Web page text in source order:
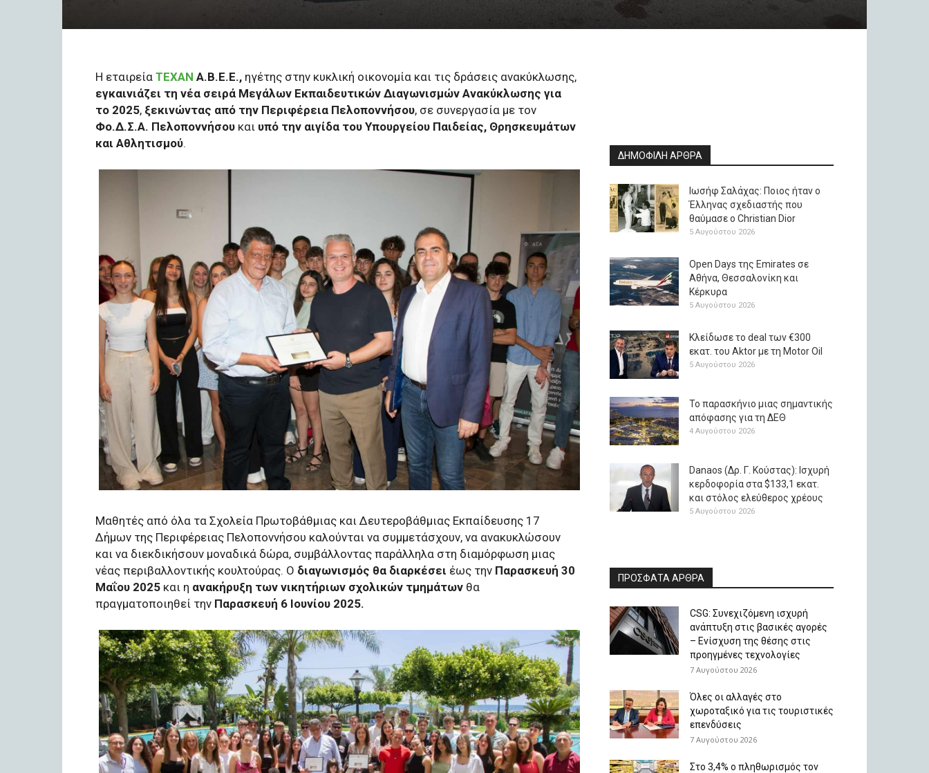
Η εταιρεία ΤΕΧΑΝ Α.Β.Ε.Ε., ηγέτης στην κυκλική οικονομία και τις δράσεις ανακύκλωσης,
εγκαινιάζει τη νέα σειρά Μεγάλων Εκπαιδευτικών Διαγωνισμών Ανακύκλωσης για
το 2025, ξεκινώντας από την Περιφέρεια Πελοποννήσου, σε συνεργασία με τον
Φο.Δ.Σ.Α. Πελοποννήσου και υπό την αιγίδα του Υπουργείου Παιδείας, Θρησκευμάτων
και Αθλητισμού.
Μαθητές από όλα τα Σχολεία Πρωτοβάθμιας και Δευτεροβάθμιας Εκπαίδευσης 17
Δήμων της Περιφέρειας Πελοποννήσου καλούνται να συμμετάσχουν, να ανακυκλώσουν
και να διεκδικήσουν μοναδικά δώρα, συμβάλλοντας παράλληλα στη διαμόρφωση μιας
νέας περιβαλλοντικής κουλτούρας. Ο διαγωνισμός θα διαρκέσει έως την Παρασκευή 30
Μαΐου 2025 και η ανακήρυξη των νικητήριων σχολικών τμημάτων θα
πραγματοποιηθεί την Παρασκευή 6 Ιουνίου 2025.
ΔΗΜΟΦΙΛΗ ΑΡΘΡΑ
Ιωσήφ Σαλάχας: Ποιος ήταν ο
Έλληνας σχεδιαστής που
θαύμασε ο Christian Dior
5 Αυγούστου 2026
Open Days της Emirates σε
Αθήνα, Θεσσαλονίκη και
Κέρκυρα
5 Αυγούστου 2026
Κλείδωσε το deal των €300
εκατ. του Aktor με τη Μotor Oil
5 Αυγούστου 2026
Το παρασκήνιο μιας σημαντικής
απόφασης για τη ΔΕΘ
4 Αυγούστου 2026
Danaos (Δρ. Γ. Κούστας): Ισχυρή
κερδοφορία στα $133,1 εκατ.
και στόλος ελεύθερος χρέους
5 Αυγούστου 2026
ΠΡΟΣΦΑΤΑ ΑΡΘΡΑ
CSG: Συνεχιζόμενη ισχυρή
ανάπτυξη στις βασικές αγορές
– Ενίσχυση της θέσης στις
προηγμένες τεχνολογίες
7 Αυγούστου 2026
Όλες οι αλλαγές στο
χωροταξικό για τις τουριστικές
επενδύσεις
7 Αυγούστου 2026
Στο 3,4% ο πληθωρισμός τον